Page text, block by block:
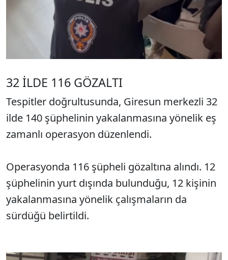
32 İLDE 116 GÖZALTI
Tespitler doğrultusunda, Giresun merkezli 32
ilde 140 şüphelinin yakalanmasına yönelik eş
zamanlı operasyon düzenlendi.
Operasyonda 116 şüpheli gözaltına alındı. 12
şüphelinin yurt dışında bulunduğu, 12 kişinin
yakalanmasına yönelik çalışmaların da
sürdüğü belirtildi.